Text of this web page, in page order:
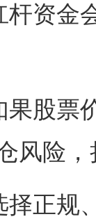
杆资金
果股票
风险
择正规